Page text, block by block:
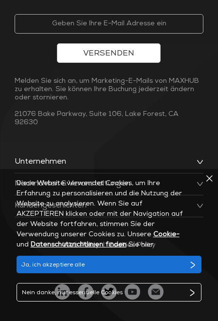
Unternehmen
Nachrichten & Veranstaltungen
Kundengeschichten
VERSENDEN
Melden Sie sich an, um Marketing-E-Mails von MAXHUB
zu erhalten. Sie können Ihre Buchung jederzeit ändern
oder stornieren.
21076 Bake Parkway, Suite 106, Lake Forest, CA
92630
Web Policy | Cookies Policy
Diese Website verwendet Cookies, um Ihre
Erfahrung zu personalisieren und die Nutzung der
Website zu analysieren. Wenn Sie auf
AKZEPTIEREN klicken oder mit der Navigation auf
der Website fortfahren, stimmen Sie der
Verwendung unserer Cookies zu. Unsere Cookie-
und Datenschutzrichtlinien findenSie hier
Ja, ich akzeptiere alle
Nein danke, nur essentielle Cookies